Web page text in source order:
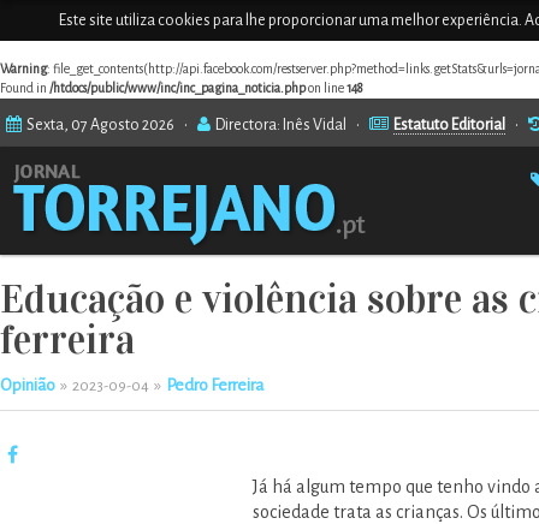
Este site utiliza cookies para lhe proporcionar uma melhor experiência.
Warning: file_get_contents(http://api.facebook.com/
Found in /htdocs/public/www/inc/inc_pagina_noticia.phpon line148
Sexta, 07 Agosto 2026 • Directora: Inês Vidal • Estatuto Editorial •
Educação e violência sobre as
ferreira
Opinião » 2023-09-04 » Pedro Ferreira
Já há algum tempo que tenho vindo
sociedade trata as crianças. Os